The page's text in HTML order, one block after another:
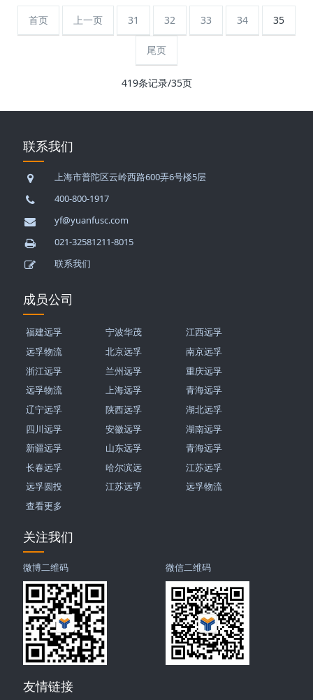
首页 上一页 31 32 33 34 35
尾页
419条记录/35页
联系我们
上海市普陀区云岭西路600弄6号楼5层
400-800-1917
yf@yuanfusc.com
021-32581211-8015
联系我们
成员公司
福建远孚 宁波华茂
江西远孚
远孚物流
北京远孚
南京远孚
浙江远孚
兰州远孚
重庆远孚
远孚物流
上海远孚
青海远孚
辽宁远孚
陕西远孚
湖北远孚
四川远孚
安徽远孚
湖南远孚
新疆远孚
山东远孚
青海远孚
长春远孚
哈尔滨远
江苏远孚
远孚圆投
江苏远孚
远孚物流
查看更多
关注我们
微博二维码 微信二维码
友情链接